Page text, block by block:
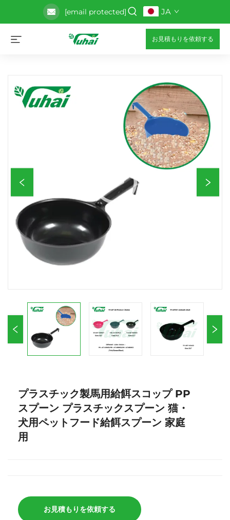
[email protected] JA
お見積もりを依頼する
プラスチック製馬用給餌スコップ PP
スプーン プラスチックスプーン 猫・
犬用ペットフード給餌スプーン 家庭
用
お見積もりを依頼する